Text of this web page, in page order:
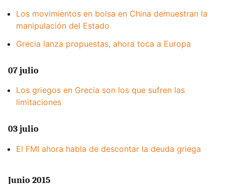
Los movimientos en bolsa en China demuestran la
manipulación del Estado
Grecia lanza propuestas, ahora toca a Europa
07 julio
Los griegos en Grecia son los que sufren las
limitaciones
03 julio
El FMI ahora habla de descontar la deuda griega
Junio 2015